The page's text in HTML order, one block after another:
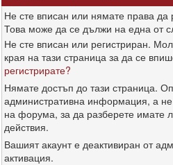
Не сте вписан или нямате права да
Това може да се дължи на една от
Не сте вписан или регистриран.
края на тази страница за да се
регистрирате?
Нямате достъп до тази страница.
административна информация, а
на форума, за да разберете имате
действия.
Вашият акаунт е деактивиран от
активация.